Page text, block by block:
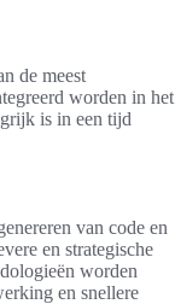
de meest
worden in het
is in een tijd
van code en
en strategische
worden
en snellere